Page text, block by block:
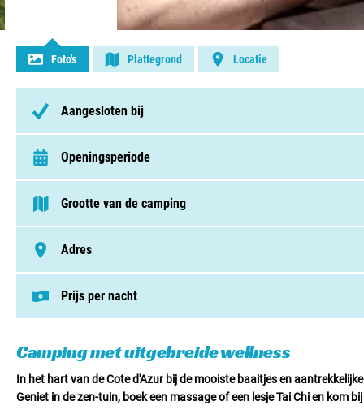
Foto's Plattegrond Locatie
Camping met uitgebreide wellness
In het hart van de Cote d'Azur bij de mooiste baaitjes en
Geniet in de zen-tuin, boek een massage of een lesje Tai Chi en kom
Aangesloten bij
Openingsperiode
van 13 april t/m 2 november
Grootte van de camping
> 250 plaatsen
Adres
Boulevard Jacques Baudino 3435, 83700, Saint-Raphaël
Prijs per nacht
Staanplaatsen v.a. € 29,00